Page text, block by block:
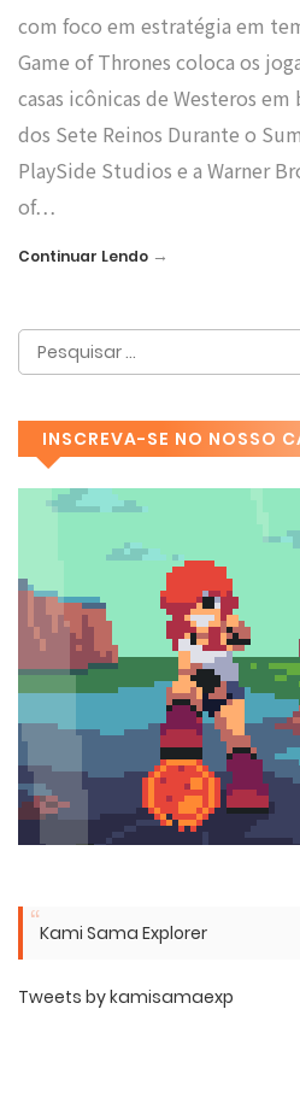
com foco em estratégia em
Game of Thrones coloca os
casas icônicas de Westeros
dos Sete Reinos Durante o
PlaySide Studios e a Warner
of…
Continuar Lendo →
INSCREVA-SE NO NOSSO
Kami Sama Explorer
Tweets by kamisamaexp